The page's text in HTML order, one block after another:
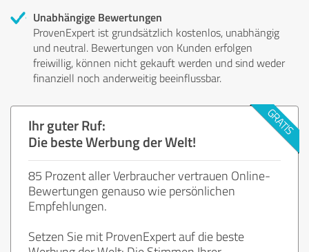
Unabhängige Bewertungen
ProvenExpert ist grundsätzlich kostenlos, unabhängig
und neutral. Bewertungen von Kunden erfolgen
freiwillig, können nicht gekauft werden und sind weder
finanziell noch anderweitig beeinflussbar.
Ihr guter Ruf:
Die beste Werbung der Welt!
85 Prozent aller Verbraucher vertrauen Online-
Bewertungen genauso wie persönlichen
Empfehlungen.
Setzen Sie mit ProvenExpert auf die beste